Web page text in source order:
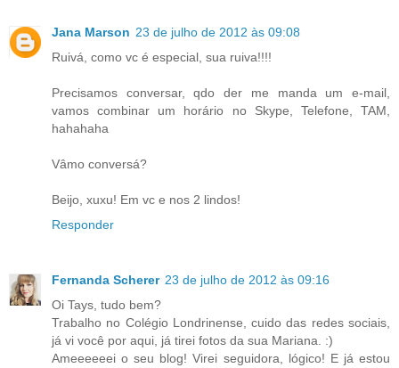
Jana Marson 23 de julho de 2012 às 09:08
Ruivá, como vc é especial, sua ruiva!!!!
Precisamos conversar, qdo der me manda um e-mail,
vamos combinar um horário no Skype, Telefone, TAM,
hahahaha
Vâmo conversá?
Beijo, xuxu! Em vc e nos 2 lindos!
Responder
Fernanda Scherer 23 de julho de 2012 às 09:16
Oi Tays, tudo bem?
Trabalho no Colégio Londrinense, cuido das redes sociais,
já vi você por aqui, já tirei fotos da sua Mariana. :)
Ameeeeeei o seu blog! Virei seguidora, lógico! E já estou